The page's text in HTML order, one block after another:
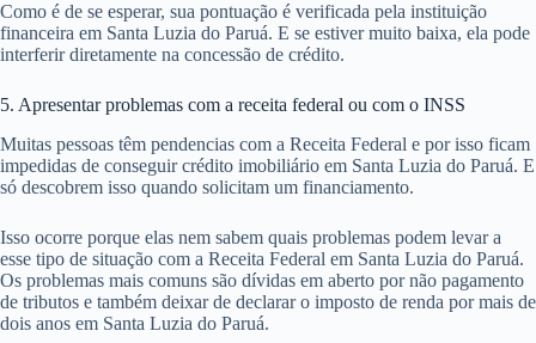
Como é de se esperar, sua pontuação é verificada pela instituição
financeira em Santa Luzia do Paruá. E se estiver muito baixa, ela pode
interferir diretamente na concessão de crédito.
5. Apresentar problemas com a receita federal ou com o INSS
Muitas pessoas têm pendencias com a Receita Federal e por isso ficam
impedidas de conseguir crédito imobiliário em Santa Luzia do Paruá. E
só descobrem isso quando solicitam um financiamento.
Isso ocorre porque elas nem sabem quais problemas podem levar a
esse tipo de situação com a Receita Federal em Santa Luzia do Paruá.
Os problemas mais comuns são dívidas em aberto por não pagamento
de tributos e também deixar de declarar o imposto de renda por mais de
dois anos em Santa Luzia do Paruá.